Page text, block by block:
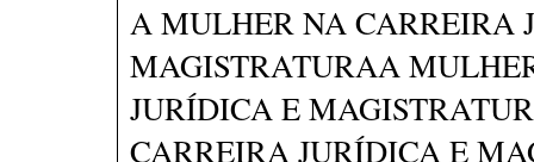
A MULHER NA CARREIRA
MAGISTRATURAA
JURÍDICA E
CARREIRA JURÍDICA E